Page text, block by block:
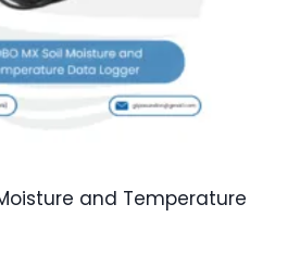
Moisture and Temperature